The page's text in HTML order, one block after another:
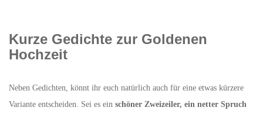
Kurze Gedichte zur Goldenen
Hochzeit
Neben Gedichten, könnt ihr euch natürlich auch für eine etwas kürzere
Variante entscheiden. Sei es ein schöner Zweizeiler, ein netter Spruch